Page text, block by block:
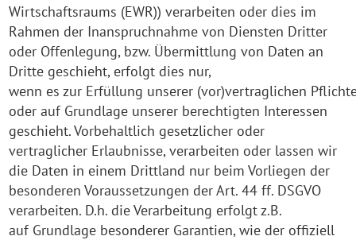
Wirtschaftsraums (EWR)) verarbeiten oder dies im
Rahmen der Inanspruchnahme von Diensten Dritter
oder Offenlegung, bzw. Übermittlung von Daten an
Dritte geschieht, erfolgt dies nur,
wenn es zur Erfüllung unserer (vor)vertraglichen
oder auf Grundlage unserer berechtigten Interessen
geschieht. Vorbehaltlich gesetzlicher oder
vertraglicher Erlaubnisse, verarbeiten oder lassen wir
die Daten in einem Drittland nur beim Vorliegen der
besonderen Voraussetzungen der Art. 44 ff. DSGVO
verarbeiten. D.h. die Verarbeitung erfolgt z.B.
auf Grundlage besonderer Garantien, wie der offiziell